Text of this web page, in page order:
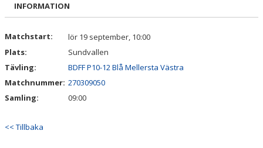
MATCHER
TRUPPEN
BILDGALLERI
INFORMATION
Matchstart:
lör 19 september, 10:00
Plats:
Sundvallen
Tävling:
BDFF P10-12 Blå Mellersta Västra
Matchnummer: 270309050
Samling:
09:00
<< Tillbaka